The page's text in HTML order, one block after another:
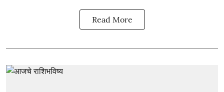
Read More